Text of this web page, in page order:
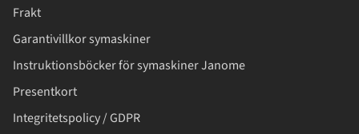
Frakt
Garantivillkor symaskiner
Instruktionsböcker för symaskiner Janome
Presentkort
Integritetspolicy / GDPR